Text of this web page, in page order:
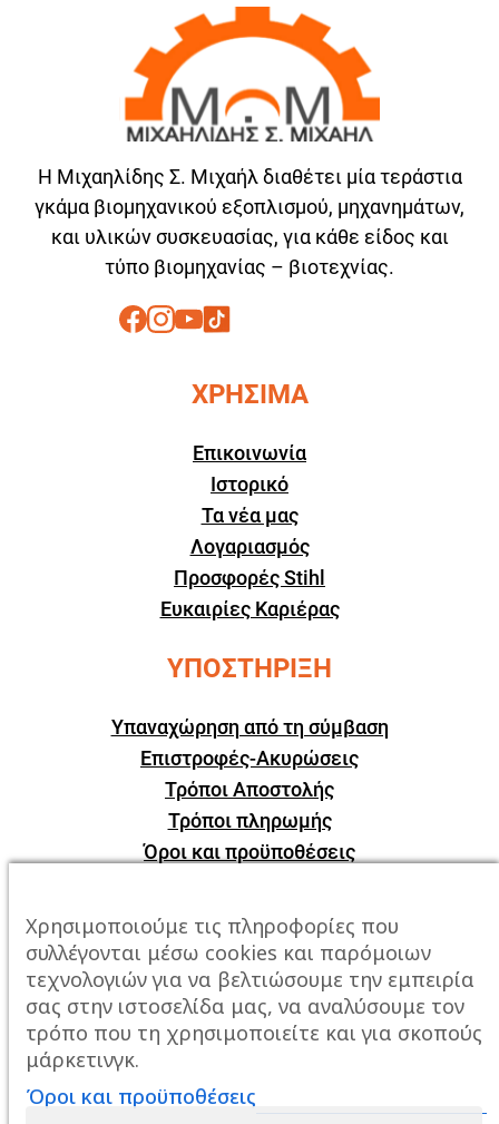
Η Μιχαηλίδης Σ. Μιχαήλ διαθέτει μία τεράστια
γκάμα βιομηχανικού εξοπλισμού, μηχανημάτων,
και υλικών συσκευασίας, για κάθε είδος και
τύπο βιομηχανίας – βιοτεχνίας.
ΧΡΗΣΙΜΑ
Επικοινωνία
Ιστορικό
Τα νέα μας
Λογαριασμός
Προσφορές Stihl
Ευκαιρίες Καριέρας
ΥΠΟΣΤΗΡΙΞΗ
Υπαναχώρηση από τη σύμβαση
Επιστροφές-Ακυρώσεις
Τρόποι Αποστολής
Τρόποι πληρωμής
Όροι και προϋποθέσεις
ΕΠΙΚΟΙΝΩΝΙΑ
Πόλη: Καβάλα, Σταυρός Αμυγδαλεώνα
Τηλέφωνο:2510247678
Χρησιμοποιούμε τις πληροφορίες που
συλλέγονται μέσω cookies και παρόμοιων
τεχνολογιών για να βελτιώσουμε την εμπειρία
σας στην ιστοσελίδα μας, να αναλύσουμε τον
τρόπο που τη χρησιμοποιείτε και για σκοπούς
μάρκετινγκ.
Όροι και προϋποθέσεις